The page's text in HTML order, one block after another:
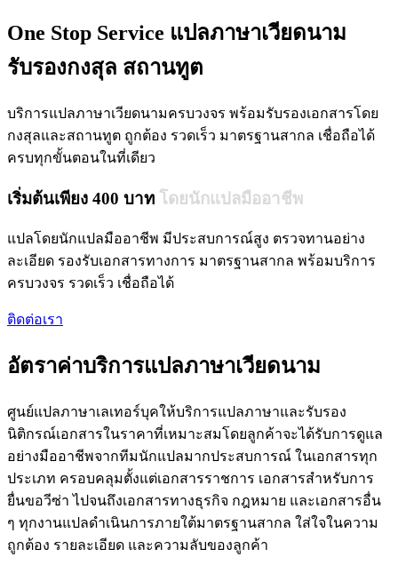
One Stop Service แปลภาษาเวียดนาม
รับรองกงสุล สถานทูต
บริการแปลภาษาเวียดนามครบวงจร พร้อมรับรองเอกสารโดย
กงสุลและสถานทูต ถูกต้อง รวดเร็ว มาตรฐานสากล เชื่อถือได้
ครบทุกขั้นตอนในที่เดียว
เริ่มต้นเพียง 400 บาท โดยนักแปลมืออาชีพ
แปลโดยนักแปลมืออาชีพ มีประสบการณ์สูง ตรวจทานอย่าง
ละเอียด รองรับเอกสารทางการ มาตรฐานสากล พร้อมบริการ
ครบวงจร รวดเร็ว เชื่อถือได้
ติดต่อเรา
อัตราค่าบริการแปลภาษาเวียดนาม
ศูนย์แปลภาษาเลเทอร์บุคให้บริการแปลภาษาและรับรอง
นิติกรณ์เอกสารในราคาที่เหมาะสมโดยลูกค้าจะได้รับการดูแล
อย่างมืออาชีพจากทีมนักแปลมากประสบการณ์ ในเอกสารทุก
ประเภท ครอบคลุมตั้งแต่เอกสารราชการ เอกสารสำหรับการ
ยื่นขอวีซ่า ไปจนถึงเอกสารทางธุรกิจ กฎหมาย และเอกสารอื่น
ๆ ทุกงานแปลดำเนินการภายใต้มาตรฐานสากล ใส่ใจในความ
ถูกต้อง รายละเอียด และความลับของลูกค้า